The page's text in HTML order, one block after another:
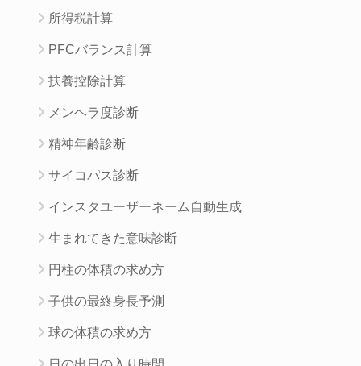
所得税計算
PFCバランス計算
扶養控除計算
メンヘラ度診断
精神年齢診断
サイコパス診断
インスタユーザーネーム自動生成
生まれてきた意味診断
円柱の体積の求め方
子供の最終身長予測
球の体積の求め方